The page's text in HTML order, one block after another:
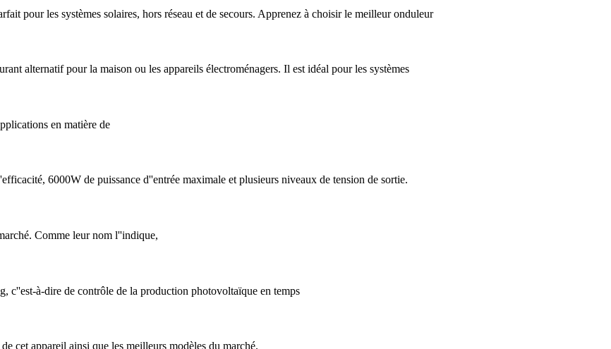
pour les systèmes solaires, hors réseau et de secours. Apprenez à choisir le meilleur onduleur
alternatif pour la maison ou les appareils électroménagers. Il est idéal pour les systèmes
en matière de
6000W de puissance d''entrée maximale et plusieurs niveaux de tension de sortie.
Comme leur nom l''indique,
c''est-à-dire de contrôle de la production photovoltaïque en temps
cet appareil ainsi que les meilleurs modèles du marché.